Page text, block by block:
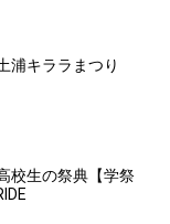
浦キララまつり
校生の祭典【学祭